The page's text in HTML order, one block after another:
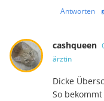
Antworten
cashqueen
ärztin
Dicke
So